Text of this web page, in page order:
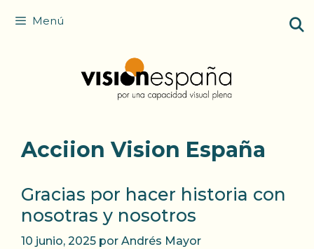
Menú
Acciion Vision España
Gracias por hacer historia con
nosotras y nosotros
10 junio, 2025 por Andrés Mayor